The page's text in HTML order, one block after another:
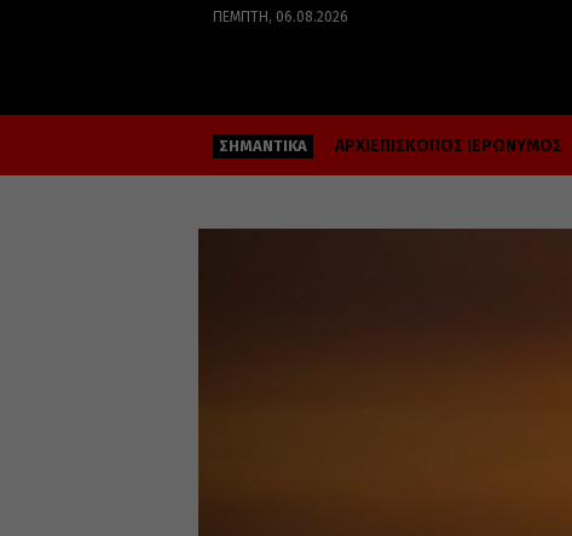
ΠΈΜΠΤΗ, 06.08.2026
ΣΗΜΑΝΤΙΚΑ ΑΡΧΙΕΠΙΣΚΟΠΟΣ ΙΕΡΩΝΥΜΟΣ